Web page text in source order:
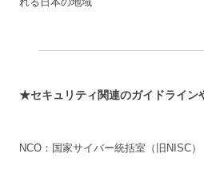
★セキュリティ関連のガイドライ
NCO：国家サイバー統括室（旧NISC）